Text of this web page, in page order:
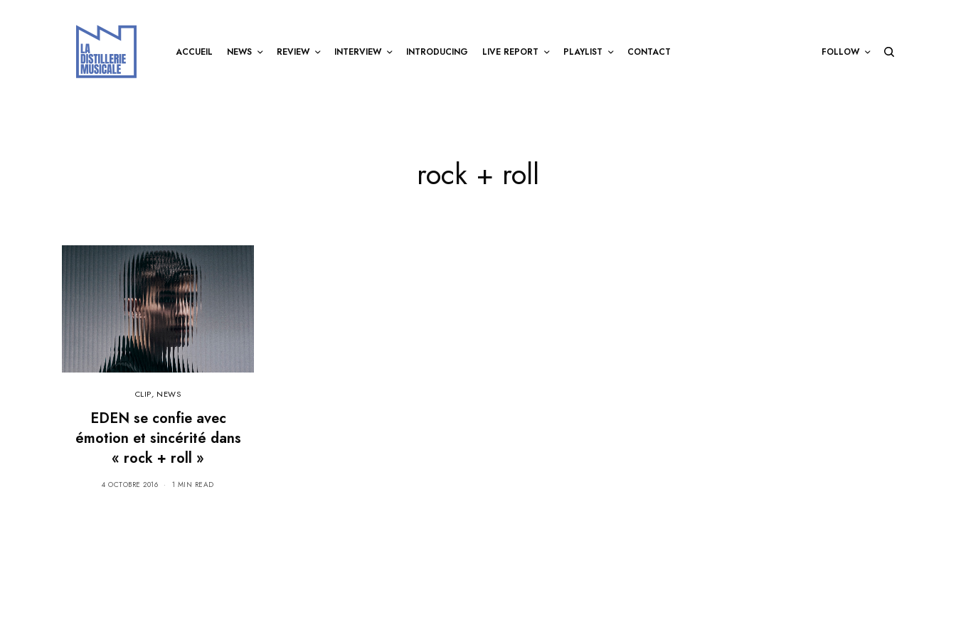
ACCUEIL NEWS REVIEW INTERVIEW INTRODUCING LIVE REPORT PLAYLIST CONTACT FOLLOW
rock + roll
CLIP, NEWS
EDEN se confie avec
émotion et sincérité dans
« rock + roll »
4 OCTOBRE 2016 1 MIN READ